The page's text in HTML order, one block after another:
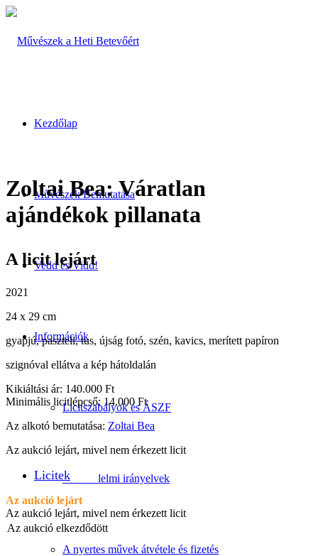
Kezdőlap
Művészek Bemutatása
Vedd és Vidd!
Információk
Licitszabályok és ÁSZF
Adatvédelmi irányelvek
A nyertes művek átvétele és fizetés
Zoltai Bea: Váratlan
ajándékok pillanata
A licit lejárt
2021
24 x 29 cm
gyapjú, pasztell, tus, újság fotó, szén, kavics, merített papíron
szignóval ellátva a kép hátoldalán
Kikiáltási ár: 140.000 Ft
Minimális licitlépcső: 14.000 Ft
Az alkotó bemutatása: Zoltai Bea
Az aukció lejárt, mivel nem érkezett licit
Licitek
Az aukció lejárt
Az aukció lejárt, mivel nem érkezett licit
Az aukció elkezdődött